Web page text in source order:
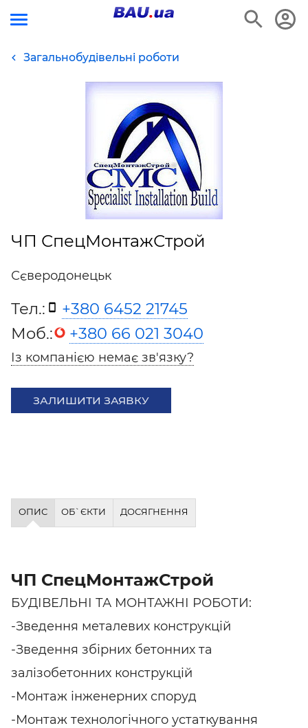
Загальнобудівельні роботи
ЧП СпецМонтажСтрой
Сєверодонецьк
Тел.:
+380 6452 21745
Моб.:
+380 66 021 3040
Із компанією немає зв'язку?
ЗАЛИШИТИ ЗАЯВКУ
ОПИС ОБ`ЄКТИ ДОСЯГНЕННЯ
ЧП СпецМонтажСтрой
БУДІВЕЛЬНІ ТА МОНТАЖНІ РОБОТИ:
-Зведення металевих конструкцій
-Зведення збірних бетонних та
залізобетонних конструкцій
-Монтаж інженерних споруд
-Монтаж технологічного устаткування